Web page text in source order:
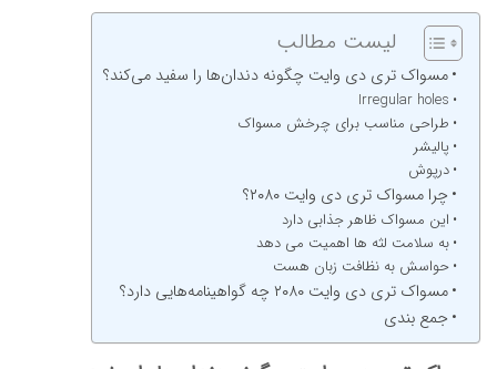
لیست مطالب
مسواک تری دی وایت چگونه دندان‌ها را سفید می‌کند؟
Irregular holes
طراحی مناسب برای چرخش مسواک
پالیشر
درپوش
چرا مسواک تری دی وایت ۲۰۸۰؟
این مسواک ظاهر جذابی دارد
به سلامت لثه ها اهمیت می دهد
حواسش به نظافت زبان هست
مسواک تری دی وایت ۲۰۸۰ چه گواهینامه‌هایی دارد؟
جمع بندی